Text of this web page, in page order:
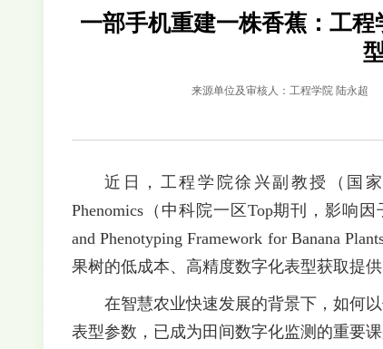
一部手机重建一株香蕉：工
来源单位及审核人：工程学院 陆永超
近日，工程学院徐兴副教授（国
Phenomics（中科院一区Top期刊，影响因
and Phenotyping Framework for Banana
果树的低成本、高精度数字化表型获取提供
在智慧农业快速发展的背景下，如何
表型参数，已成为田间数字化监测的重要